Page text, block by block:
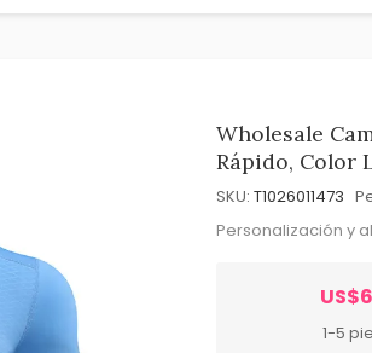
Wholesale
Rápido, Color
SKU: T1026011473
Personalización y
1-5